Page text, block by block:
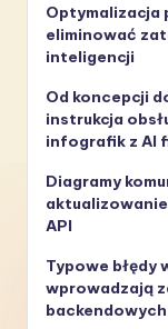
Optymalizacja
eliminować
inteligencji
Od koncepcji
instrukcja
infografik z AI
Diagramy
API
Typowe błędy
wprowadzają
backendowych